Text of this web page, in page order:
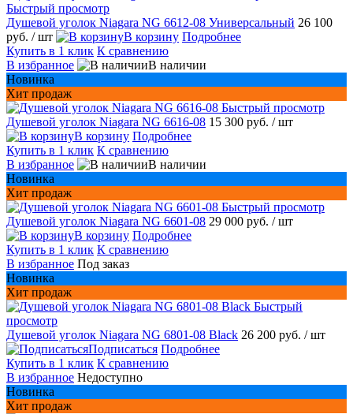
Быстрый просмотр
Душевой уголок Niagara NG 6612-08 Универсальный 26 100
руб. / шт В корзину Подробнее
Купить в 1 клик К сравнению
В избранное
В наличии
Новинка
Хит продаж
Быстрый просмотр
Душевой уголок Niagara NG 6616-08 15 300 руб. / шт
В корзину Подробнее
Купить в 1 клик К сравнению
В избранное
В наличии
Новинка
Хит продаж
Быстрый просмотр
Душевой уголок Niagara NG 6601-08 29 000 руб. / шт
В корзину Подробнее
Купить в 1 клик К сравнению
В избранное Под заказ
Новинка
Хит продаж
Быстрый
просмотр
Душевой уголок Niagara NG 6801-08 Black 26 200 руб. / шт
Подписаться Подробнее
Купить в 1 клик К сравнению
В избранное Недоступно
Новинка
Хит продаж